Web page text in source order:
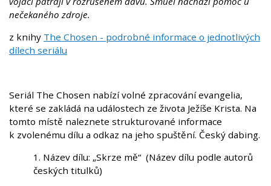
nečekaného zdroje.
z knihy The Chosen - podrobné informace o jednotlivých
dílech seriálu
Seriál The Chosen nabízí volné zpracování evangelia,
které se zakládá na událostech ze života Ježíše Krista. Na
tomto místě naleznete strukturované informace
k zvolenému dílu a odkaz na jeho spuštění. Český dabing.
1. Název dílu: „Skrze mě“ (Název dílu podle autorů
českých titulků)